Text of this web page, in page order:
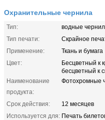
Охранительные чернила
Тип:
водные
Тип печати:
Скрайное
Применение:
Ткань и бумага
Цвет:
Бесцветный к
бесцветный к
Наименование
продукта:
Фотохромные
Срок действия:
12 месяцев
Используется для: Печать